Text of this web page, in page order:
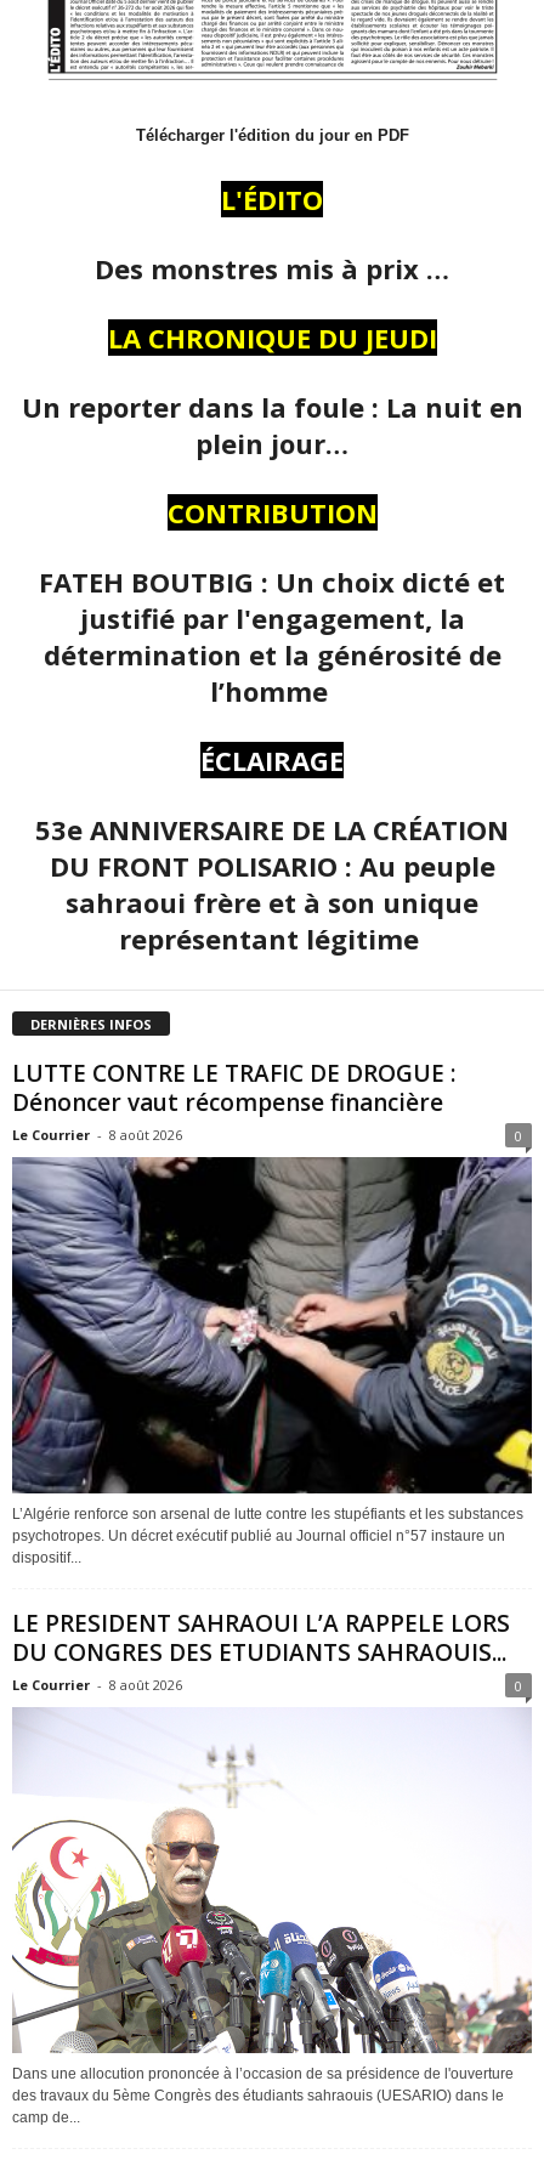
Télécharger l'édition du jour en PDF
L'ÉDITO
Des monstres mis à prix …
LA CHRONIQUE DU JEUDI
Un reporter dans la foule : La nuit en
plein jour…
CONTRIBUTION
FATEH BOUTBIG : Un choix dicté et
justifié par l'engagement, la
détermination et la générosité de
l’homme
ÉCLAIRAGE
53e ANNIVERSAIRE DE LA CRÉATION
DU FRONT POLISARIO : Au peuple
sahraoui frère et à son unique
représentant légitime
DERNIÈRES INFOS
LUTTE CONTRE LE TRAFIC DE DROGUE :
Dénoncer vaut récompense financière
Le Courrier - 8 août 2026 0
L’Algérie renforce son arsenal de lutte contre les stupéfiants et les substances
psychotropes. Un décret exécutif publié au Journal officiel n°57 instaure un
dispositif...
LE PRESIDENT SAHRAOUI L’A RAPPELE LORS
DU CONGRES DES ETUDIANTS SAHRAOUIS...
Le Courrier - 8 août 2026 0
Dans une allocution prononcée à l’occasion de sa présidence de l'ouverture
des travaux du 5ème Congrès des étudiants sahraouis (UESARIO) dans le
camp de...